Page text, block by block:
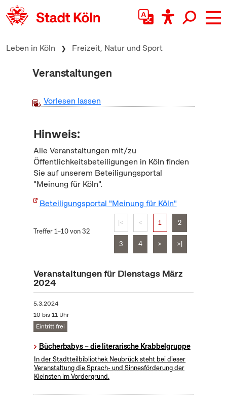
zum Inhalt springen
Leben in Köln Freizeit, Natur und Sport
Veranstaltungen
Vorlesen lassen
Hinweis:
Alle Veranstaltungen mit/zu
Öffentlichkeitsbeteiligungen in Köln finden
Sie auf unserem Beteiligungsportal
"Meinung für Köln".
Beteiligungsportal "Meinung für Köln"
Treffer 1–10 von 32
|< < 1 2
3 4 > >|
Veranstaltungen für Dienstags März
2024
5.3.2024
10 bis 11 Uhr
Eintritt frei
Bücherbabys – die literarische Krabbelgruppe
In der Stadtteilbibliothek Neubrück steht bei dieser
Veranstaltung die Sprach- und Sinnesförderung der
Kleinsten im Vordergrund.